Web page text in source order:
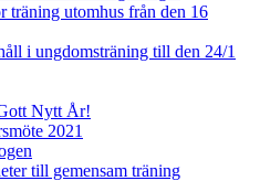
träning utomhus från den 16
i ungdomsträning till den 24/1
Nytt År!
2021
till gemensam träning